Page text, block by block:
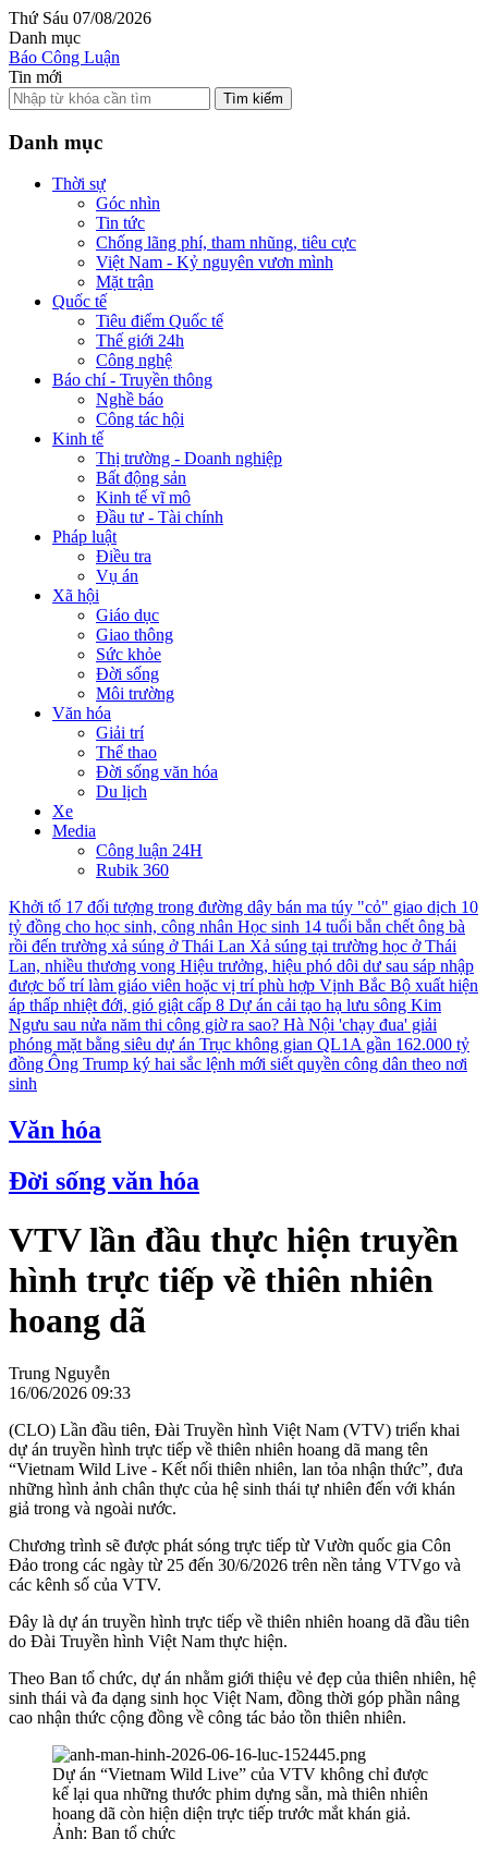
Thứ Sáu 07/08/2026
Danh mục
Báo Công Luận
Tin mới
Tìm kiếm
Danh mục
Thời sự
Góc nhìn
Tin tức
Chống lãng phí, tham nhũng, tiêu cực
Việt Nam - Kỷ nguyên vươn mình
Mặt trận
Quốc tế
Tiêu điểm Quốc tế
Thế giới 24h
Công nghệ
Báo chí - Truyền thông
Nghề báo
Công tác hội
Kinh tế
Thị trường - Doanh nghiệp
Bất động sản
Kinh tế vĩ mô
Đầu tư - Tài chính
Pháp luật
Điều tra
Vụ án
Xã hội
Giáo dục
Giao thông
Sức khỏe
Đời sống
Môi trường
Văn hóa
Giải trí
Thể thao
Đời sống văn hóa
Du lịch
Xe
Media
Công luận 24H
Rubik 360
Khởi tố 17 đối tượng trong đường dây bán ma túy "cỏ" giao dịch 10
tỷ đồng cho học sinh, công nhân Học sinh 14 tuổi bắn chết ông bà
rồi đến trường xả súng ở Thái Lan Xả súng tại trường học ở Thái
Lan, nhiều thương vong Hiệu trưởng, hiệu phó dôi dư sau sáp nhập
được bố trí làm giáo viên hoặc vị trí phù hợp Vịnh Bắc Bộ xuất hiện
áp thấp nhiệt đới, gió giật cấp 8 Dự án cải tạo hạ lưu sông Kim
Ngưu sau nửa năm thi công giờ ra sao? Hà Nội 'chạy đua' giải
phóng mặt bằng siêu dự án Trục không gian QL1A gần 162.000 tỷ
đồng Ông Trump ký hai sắc lệnh mới siết quyền công dân theo nơi
sinh
Văn hóa
Đời sống văn hóa
VTV lần đầu thực hiện truyền
hình trực tiếp về thiên nhiên
hoang dã
Trung Nguyễn
16/06/2026 09:33
(CLO) Lần đầu tiên, Đài Truyền hình Việt Nam (VTV) triển khai
dự án truyền hình trực tiếp về thiên nhiên hoang dã mang tên
“Vietnam Wild Live - Kết nối thiên nhiên, lan tỏa nhận thức”, đưa
những hình ảnh chân thực của hệ sinh thái tự nhiên đến với khán
giả trong và ngoài nước.
Chương trình sẽ được phát sóng trực tiếp từ Vườn quốc gia Côn
Đảo trong các ngày từ 25 đến 30/6/2026 trên nền tảng VTVgo và
các kênh số của VTV.
Đây là dự án truyền hình trực tiếp về thiên nhiên hoang dã đầu tiên
do Đài Truyền hình Việt Nam thực hiện.
Theo Ban tổ chức, dự án nhằm giới thiệu vẻ đẹp của thiên nhiên, hệ
sinh thái và đa dạng sinh học Việt Nam, đồng thời góp phần nâng
cao nhận thức cộng đồng về công tác bảo tồn thiên nhiên.
Dự án “Vietnam Wild Live” của VTV không chỉ được
kể lại qua những thước phim dựng sẵn, mà thiên nhiên
hoang dã còn hiện diện trực tiếp trước mắt khán giả.
Ảnh: Ban tổ chức